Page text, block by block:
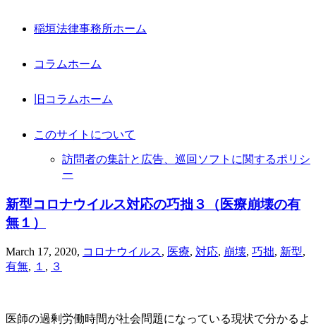
稲垣法律事務所ホーム
コラムホーム
旧コラムホーム
このサイトについて
訪問者の集計と広告、巡回ソフトに関するポリシ
ー
新型コロナウイルス対応の巧拙３（医療崩壊の有
無１）
March 17, 2020, コロナウイルス, 医療, 対応, 崩壊, 巧拙, 新型,
有無, １ , ３
医師の過剰労働時間が社会問題になっている現状で分かるよ